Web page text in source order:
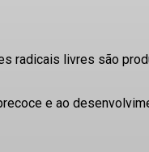
radicais livres são
e ao